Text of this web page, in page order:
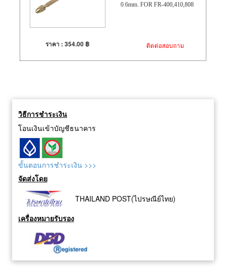
0.6mm. FOR FR-400,410,808
ราคา : 354.00 ฿ ติดต่อสอบถาม
วิธีการชำระเงิน
โอนเงินเข้าบัญชีธนาคาร
ขั้นตอนการชำระเงิน >>>
จัดส่งโดย
THAILAND POST(ไปรษณีย์ไทย)
เครื่องหมายรับรอง